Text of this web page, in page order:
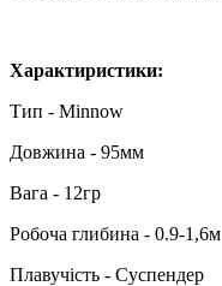
Характиристики:
Тип - Minnow
Довжина - 95мм
Вага - 12гр
Робоча глибина - 0.9-1,6м
Плавучість - Суспендер